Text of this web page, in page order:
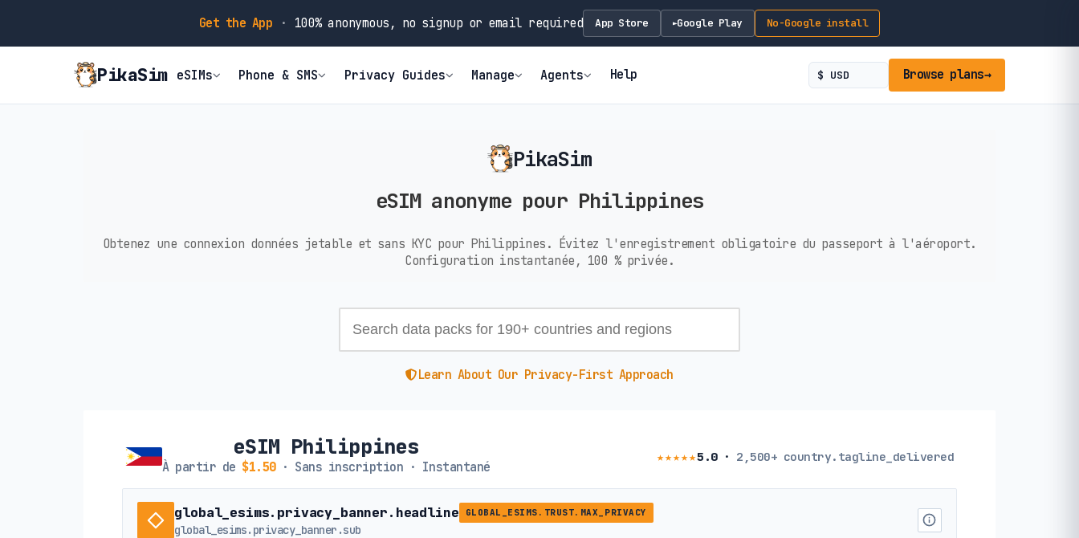
Get the App · 100% anonymous, no signup or email required App Store ►Google Play No-Google install
PikaSim eSIMs Phone & SMS Privacy Guides Manage Agents Help Browse plans→
PikaSim
eSIM anonyme pour Philippines
Obtenez une connexion données jetable et sans KYC pour Philippines. Évitez l'enregistrement obligatoire du passeport à l'aéroport.
Configuration instantanée, 100 % privée.
Learn About Our Privacy-First Approach
eSIM Philippines
À partir de $1.50· Sans inscription · Instantané
★★★★★5.0· 2,500+ country.tagline_delivered
global_esims.privacy_banner.headline GLOBAL_ESIMS.TRUST.MAX_PRIVACY
global_esims.privacy_banner.sub